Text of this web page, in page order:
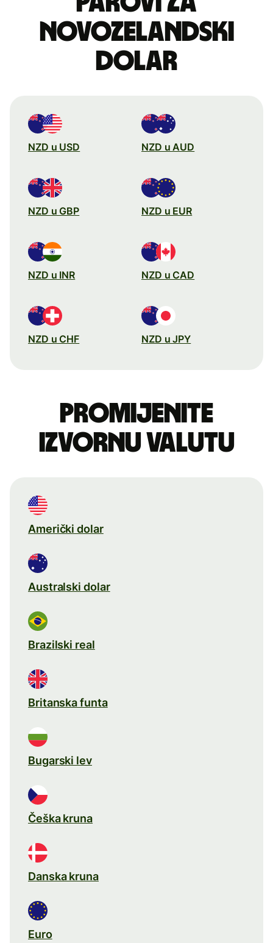
novozelandski
dolar
NZD u USD NZD u AUD
NZD u GBP NZD u EUR
NZD u INR NZD u CAD
NZD u CHF NZD u JPY
Promijenite
izvornu valutu
Američki dolar
Australski dolar
Brazilski real
Britanska funta
Bugarski lev
Češka kruna
Danska kruna
Euro